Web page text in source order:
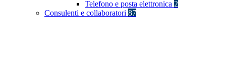
Telefono e posta elettronica 2
Consulenti e collaboratori 87